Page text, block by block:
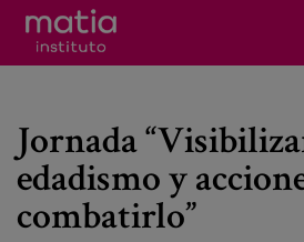
Research
Publications
Jornada
edadismo y
combatirlo”